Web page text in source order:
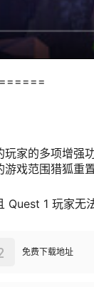
家的多项增强
戏范围猎狐重
1 玩家无
免费下载地址